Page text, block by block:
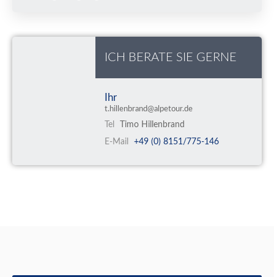
ICH BERATE SIE GERNE
Ihr
t.hillenbrand@alpetour.de
Tel
Timo Hillenbrand
E-Mail
+49 (0) 8151/775-146